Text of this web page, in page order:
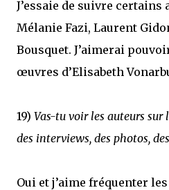
J’essaie de suivre certains
Mélanie Fazi, Laurent
Bousquet. J’aimerai
œuvres d’Elisabeth
19) Vas-tu voir les auteurs sur
des interviews, des photos,
Oui et j’aime fréquenter